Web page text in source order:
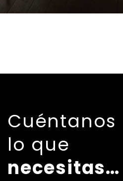
Cuéntanos
lo que
necesitas…